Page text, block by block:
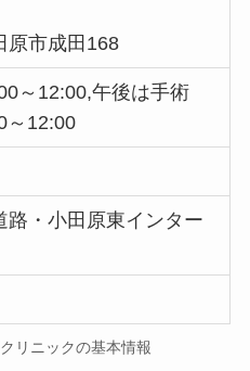
原市成田168
～12:00,午後は手術
～12:00
路・小田原東インター
リニックの基本情報